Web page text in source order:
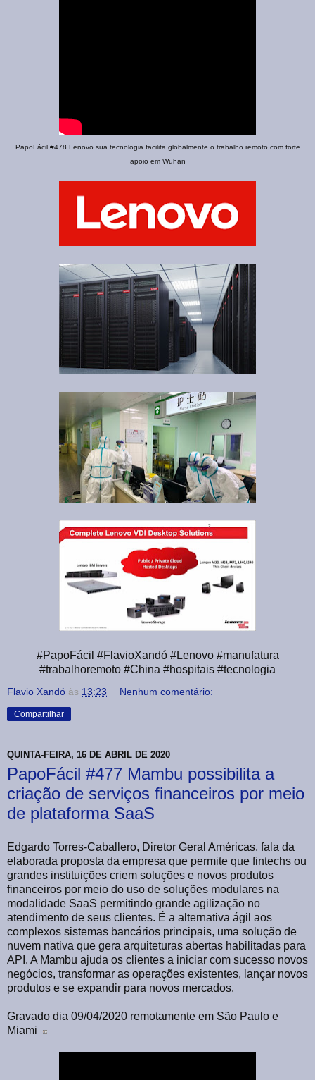
PapoFácil #478 Lenovo sua tecnologia facilita globalmente o trabalho remoto com forte
apoio em Wuhan
#PapoFácil #FlavioXandó #Lenovo #manufatura
#trabalhoremoto #China #hospitais #tecnologia
Flavio Xandó às 13:23 Nenhum comentário:
Compartilhar
QUINTA-FEIRA, 16 DE ABRIL DE 2020
PapoFácil #477 Mambu possibilita a
criação de serviços financeiros por meio
de plataforma SaaS
Edgardo Torres-Caballero, Diretor Geral Américas, fala da
elaborada proposta da empresa que permite que fintechs ou
grandes instituições criem soluções e novos produtos
financeiros por meio do uso de soluções modulares na
modalidade SaaS permitindo grande agilização no
atendimento de seus clientes. É a alternativa ágil aos
complexos sistemas bancários principais, uma solução de
nuvem nativa que gera arquiteturas abertas habilitadas para
API. A Mambu ajuda os clientes a iniciar com sucesso novos
negócios, transformar as operações existentes, lançar novos
produtos e se expandir para novos mercados.
Gravado dia 09/04/2020 remotamente em São Paulo e
Miami